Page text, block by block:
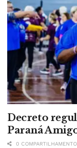
Decreto
Paraná
0